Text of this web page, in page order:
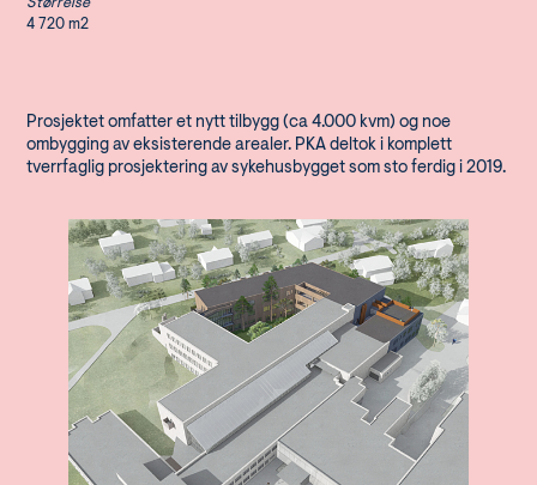
Størrelse
4 720 m2
Prosjektet omfatter et nytt tilbygg (ca 4.000 kvm) og noe
ombygging av eksisterende arealer. PKA deltok i komplett
tverrfaglig prosjektering av sykehusbygget som sto ferdig i 2019.